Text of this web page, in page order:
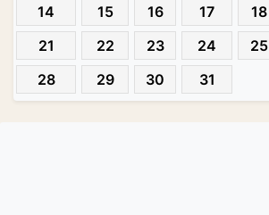
14
15 16 17 18
21
22 23 24 25
28
29 30 31